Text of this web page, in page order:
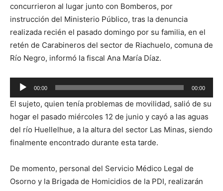
concurrieron al lugar junto con Bomberos, por
instrucción del Ministerio Público, tras la denuncia
realizada recién el pasado domingo por su familia, en el
retén de Carabineros del sector de Riachuelo, comuna de
Río Negro, informó la fiscal Ana María Díaz.
Reproductor
de
audio
00:00 00:00
El sujeto, quien tenía problemas de movilidad, salió de su
hogar el pasado miércoles 12 de junio y cayó a las aguas
del río Huellelhue, a la altura del sector Las Minas, siendo
finalmente encontrado durante esta tarde.
De momento, personal del Servicio Médico Legal de
Osorno y la Brigada de Homicidios de la PDI, realizarán